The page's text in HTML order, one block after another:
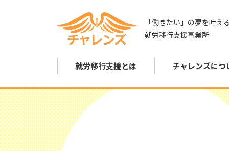
「働きたい」の夢を叶え
就労移行支援事業所
就労移行支援とは チャレンズにつ